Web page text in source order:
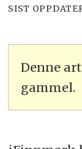
SIST
Denne
gammel.